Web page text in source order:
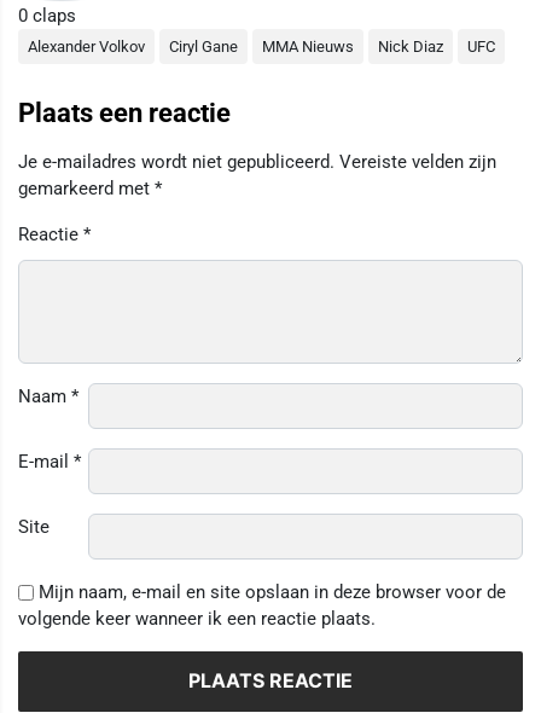
0 claps
Alexander Volkov Ciryl Gane MMA Nieuws Nick Diaz UFC
Plaats een reactie
Je e-mailadres wordt niet gepubliceerd. Vereiste velden zijn
gemarkeerd met *
Reactie *
Naam *
E-mail *
Site
Mijn naam, e-mail en site opslaan in deze browser voor de
volgende keer wanneer ik een reactie plaats.